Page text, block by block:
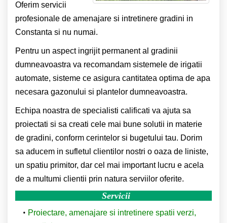
Oferim servicii
profesionale de amenajare si intretinere gradini in
Constanta si nu numai.
Pentru un aspect ingrijit permanent al gradinii
dumneavoastra va recomandam sistemele de irigatii
automate, sisteme ce asigura cantitatea optima de apa
necesara gazonului si plantelor dumneavoastra.
Echipa noastra de specialisti calificati va ajuta sa
proiectati si sa creati cele mai bune solutii in materie
de gradini, conform cerintelor si bugetului tau. Dorim
sa aducem in sufletul clientilor nostri o oaza de liniste,
un spatiu primitor, dar cel mai important lucru e acela
de a multumi clientii prin natura serviilor oferite.
Servicii
Proiectare, amenajare si intretinere spatii verzi,